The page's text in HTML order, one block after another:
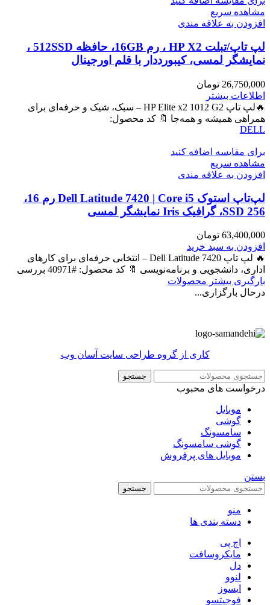
مشاهده سریع
افزودن به علاقه مندی
لپ تاپ/تبلت HP X2 ، رم 16GB، حافظه 512SSD ،
نمایشگر لمسی، کیبورددار با قلم اورجینال
26,750,000 تومان
اطلاعات بیشتر
🔥لپ تاپ HP Elite x2 1012 G2 – سبک، شیک و حرفه‌ای برای
همراهی همیشه و همه‌جا 🔖 کد محصول:
DELL
برای مقایسه اضافه کنید
مشاهده سریع
افزودن به علاقه مندی
لپ‌تاپ استوک Dell Latitude 7420 | Core i5 رم 16،
SSD 256، گرافیک Iris نمایشگر لمسی
63,400,000 تومان
افزودن به سبد خرید
🔥 لپ تاپ Dell Latitude 7420 – انتخابی حرفه‌ای برای کارهای
اداری، دانشجویی و برنامه‌نویسی 🔖 کد محصول: #40971 بررسی
بارگیری بیشتر محصولات
درحال بارگزاری...
کاری از گروه طراحی سایت آسان وب
جستجو
درخواست های محبوب
موبایل
گوشی
سامسونگ
گوشی سامسونگ
موبایل های پرفروش
بستن
جستجو
منو
دسته بندی ها
اچ پی
مایکروسافت
دل
لنوو
ایسوز
فوجیتسو